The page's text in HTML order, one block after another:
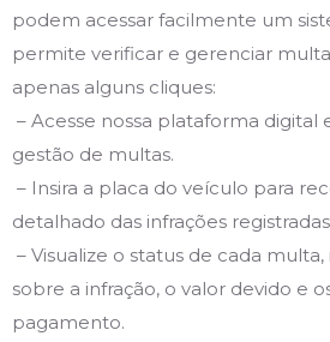
podem acessar facilmente um
permite verificar e gerenciar
apenas alguns cliques:
– Acesse nossa plataforma digital
gestão de multas.
– Insira a placa do veículo para
detalhado das infrações
– Visualize o status de cada
sobre a infração, o valor devido e
pagamento.